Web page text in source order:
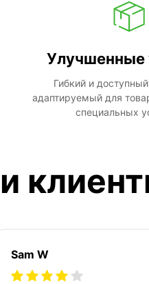
Улучшенные
Гибкий и
адаптируемый для
специальных
Sam W